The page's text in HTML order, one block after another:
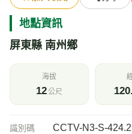
地點資訊
屏東縣 南州鄉
海拔
12公尺
識別碼 CCTV-N3-S-